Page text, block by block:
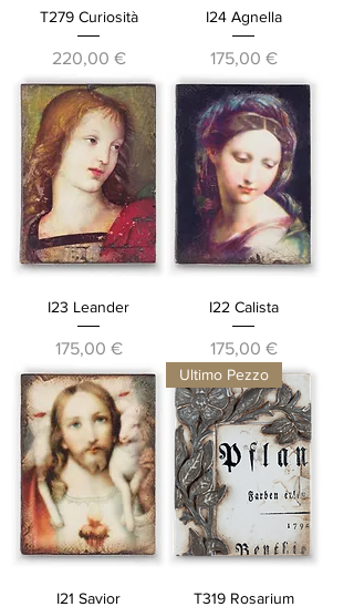
T279 Curiosità
Prezzo
220,00 €
I24 Agnella
Prezzo
175,00 €
I23 Leander
Prezzo
175,00 €
I22 Calista
Prezzo
175,00 €
I21 Savior
Ultimo Pezzo
T319 Rosarium